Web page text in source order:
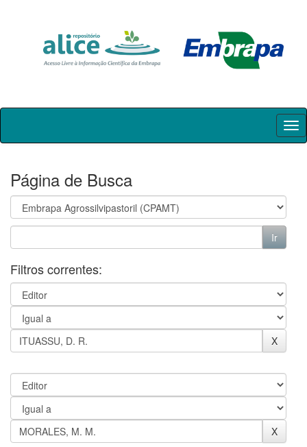
Skip
Página de Busca
Filtros correntes: